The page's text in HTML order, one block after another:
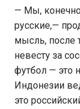
— Мы,
русские,—
мысль, после
невесту за
футбол — это
Индонезии
это